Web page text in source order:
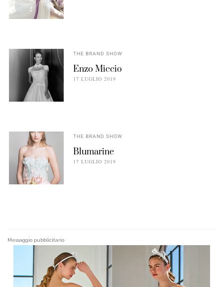
THE BRAND SHOW
Enzo Miccio
17 LUGLIO 2019
THE BRAND SHOW
Blumarine
17 LUGLIO 2019
Messaggio pubblicitario